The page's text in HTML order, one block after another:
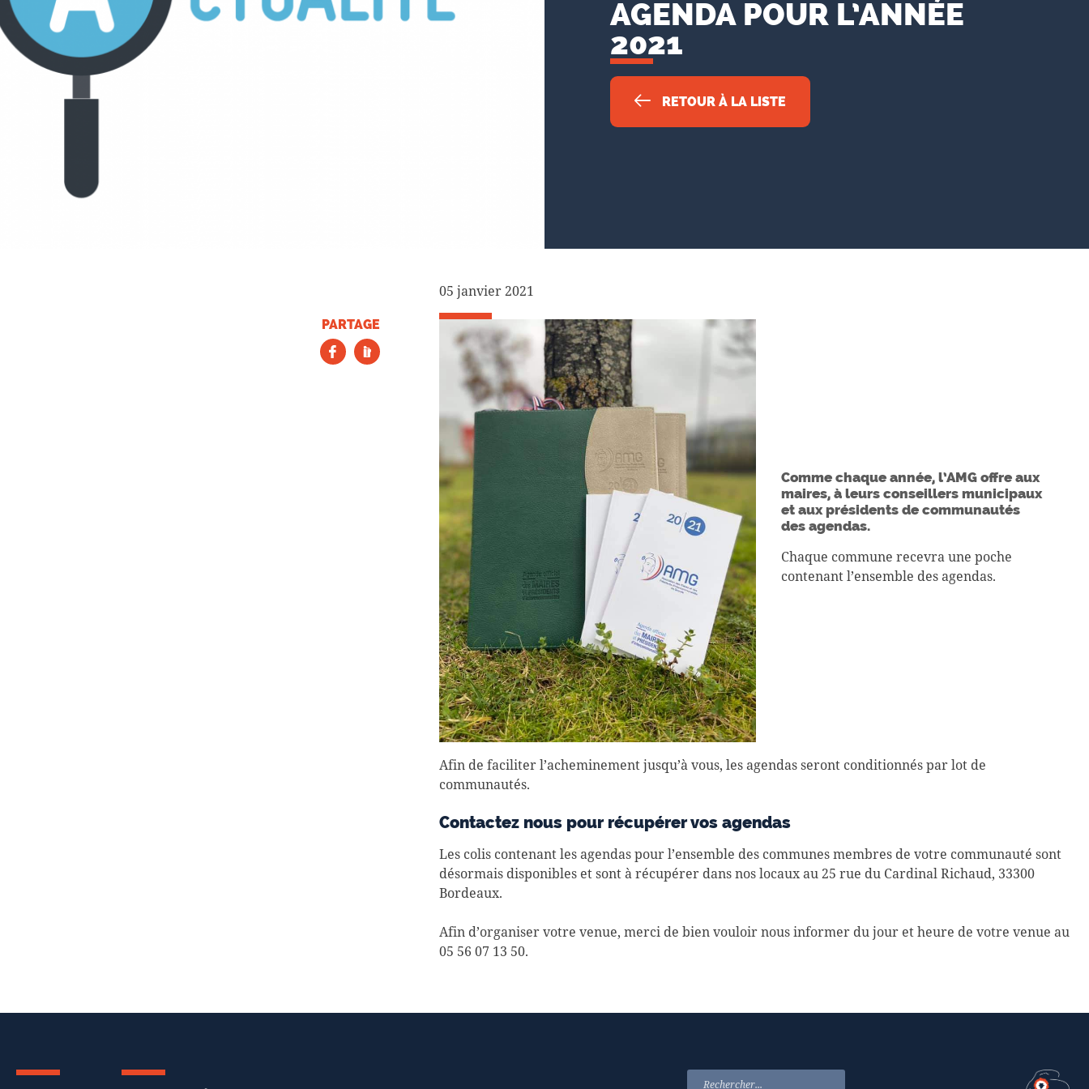
AGENDA POUR L’ANNÉE
2021
RETOUR À LA LISTE
PARTAGE
05 janvier 2021
Comme chaque année, l’AMG offre aux
maires, à leurs conseillers municipaux
et aux présidents de communautés
des agendas.
Chaque commune recevra une poche
contenant l’ensemble des agendas.
Afin de faciliter l’acheminement jusqu’à vous, les agendas seront conditionnés par lot de
communautés.
Contactez nous pour récupérer vos agendas
Les colis contenant les agendas pour l’ensemble des communes membres de votre communauté sont
désormais disponibles et sont à récupérer dans nos locaux au 25 rue du Cardinal Richaud, 33300
Bordeaux.
Afin d’organiser votre venue, merci de bien vouloir nous informer du jour et heure de votre venue au
05 56 07 13 50.